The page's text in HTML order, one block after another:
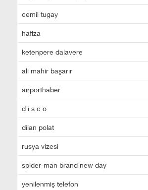
cemil tugay
hafiza
ketenpere dalavere
ali mahir başarır
airporthaber
d i s c o
dilan polat
rusya vizesi
spider-man brand new day
yenilenmiş telefon